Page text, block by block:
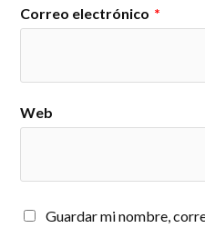
Correo electrónico *
Web
Guardar mi nombre,